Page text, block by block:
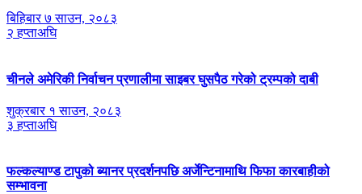
बिहिबार ७ साउन, २०८३
२ हप्ताअघि
चीनले अमेरिकी निर्वाचन प्रणालीमा साइबर घुसपैठ गरेको ट्रम्पको दाबी
शुक्रबार १ साउन, २०८३
३ हप्ताअघि
फल्कल्याण्ड टापुको ब्यानर प्रदर्शनपछि अर्जेन्टिनामाथि फिफा कारबाहीको
सम्भावना